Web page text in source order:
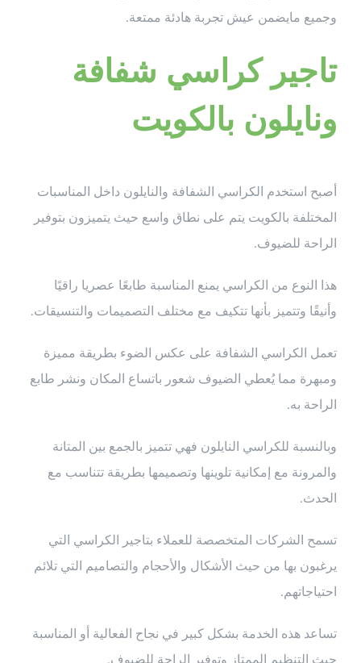
وجميع مايضمن عيش تجربة هادئة ممتعة.
تاجير كراسي شفافة
ونايلون بالكويت
أصبح استخدم الكراسي الشفافة والنايلون داخل المناسبات
المختلفة بالكويت يتم على نطاق واسع حيث يتميزون بتوفير
الراحة للضيوف.
هذا النوع من الكراسي يمنع المناسبة طابعًا عصريا راقيًا
وأنيقًا وتتميز بأنها تتكيف مع مختلف التصميمات والتنسيقات.
تعمل الكراسي الشفافة على عكس الضوء بطريقة مميزة
ومبهرة مما يُعطي الضيوف شعور باتساع المكان ونشر طابع
الراحة به.
وبالنسبة للكراسي النايلون فهي تتميز بالجمع بين المتانة
والمرونة مع إمكانية تلوينها وتصميمها بطريقة تتناسب مع
الحدث.
تسمح الشركات المتخصصة للعملاء بتاجير الكراسي التي
يرغبون بها من حيث الأشكال والأحجام والتصاميم التي تلائم
احتياجاتهم.
تساعد هذه الخدمة بشكل كبير في نجاح الفعالية أو المناسبة
حيث التنظيم الممتاز وتوفير الراحة للضيوف.